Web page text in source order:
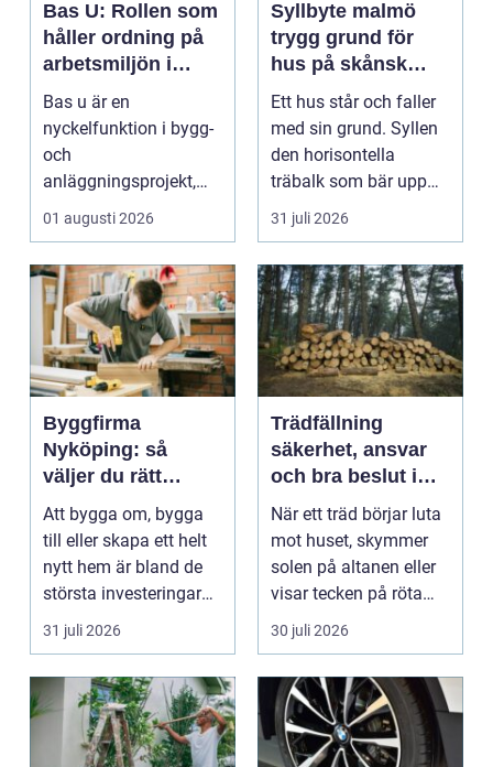
Bas U: Rollen som
håller ordning på
arbetsmiljön i
byggprojekt
Bas u är en
nyckelfunktion i bygg-
och
anläggningsprojekt,
med ansvar för att
arbetsm...
01 augusti 2026
Syllbyte malmö
trygg grund för
hus på skånsk
mark
Ett hus står och faller
med sin grund. Syllen
den horisontella
träbalk som bär upp
väggarna mot pla...
31 juli 2026
Byggfirma
Nyköping: så
väljer du rätt
partner för ditt
projekt
Att bygga om, bygga
till eller skapa ett helt
nytt hem är bland de
största investeringar
m...
31 juli 2026
Trädfällning
säkerhet, ansvar
och bra beslut i
trädgården
När ett träd börjar luta
mot huset, skymmer
solen på altanen eller
visar tecken på röta
uppstår ofta...
30 juli 2026